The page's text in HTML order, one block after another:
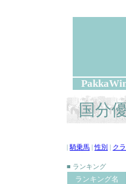
国分
騎乗馬 |性別 ク
■ ランキング
ランキング名